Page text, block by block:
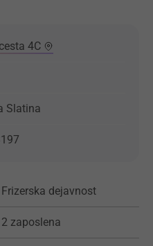
4C
Slatina
Frizerska dejavnost
2 zaposlena